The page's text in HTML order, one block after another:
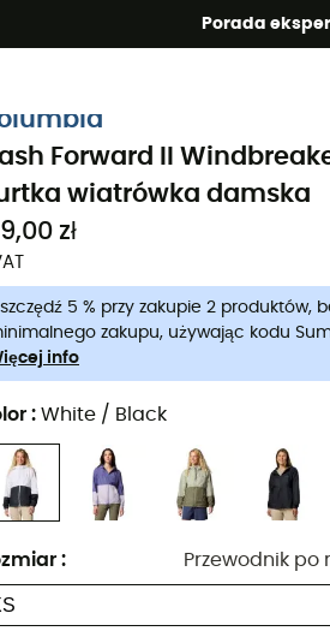
Porada
Forward II
wiatrówka damska
zł
5 % przy zakupie 2 produktów,
zakupu, używając kodu
info
: White / Black
: Przewodnik po